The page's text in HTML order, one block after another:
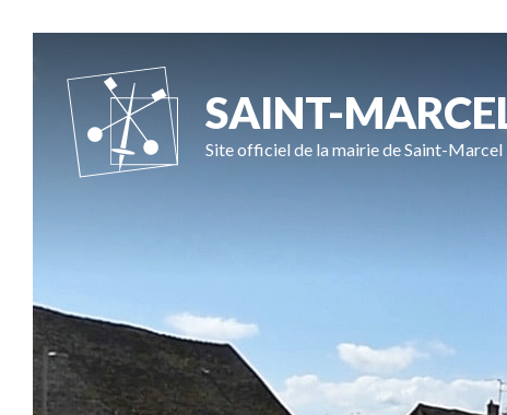
SAINT-
Site officiel de la mairie de Saint-Marcel